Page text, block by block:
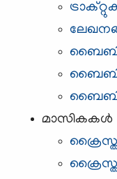
മാസികകള്‍